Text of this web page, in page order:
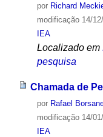
por Richard
modificação14/
IEA
Localizado em
pesquisa
Chamada de
por Rafael
modificação14/
IEA